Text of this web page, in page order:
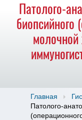
Патолого-
биопсийного
Главная
Патолого-